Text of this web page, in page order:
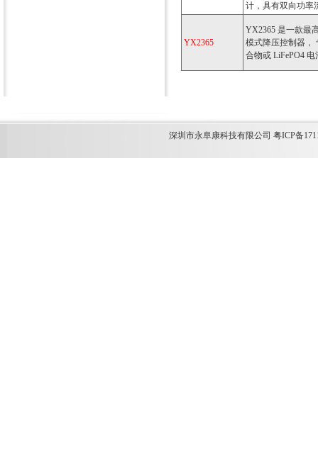
计，具有双向功率
YX2365
YX2365 是一款最
模式降压控制器，
合物或 LiFePO4
深圳市永阜康科技有限公司 粤ICP备